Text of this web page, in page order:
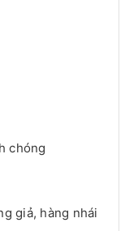
chóng
giả, hàng nhái